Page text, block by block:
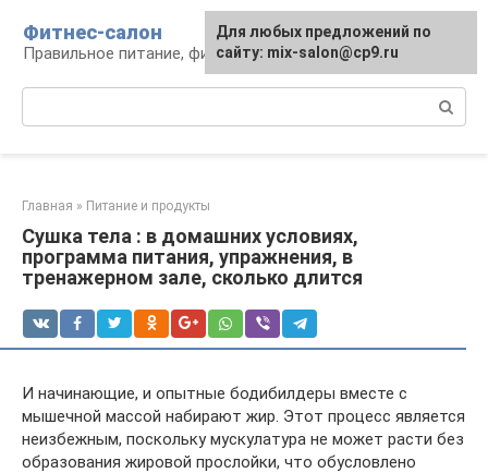
контенту
Фитнес-салон
Правильное питание, фитнес, образ жизни
Главная » Питание и продукты
Сушка тела : в домашних условиях,
программа питания, упражнения, в
тренажерном зале, сколько длится
И начинающие, и опытные бодибилдеры вместе с
мышечной массой набирают жир. Этот процесс является
неизбежным, поскольку мускулатура не может расти без
образования жировой прослойки, что обусловлено
Для любых предложений по
сайту: mix-salon@cp9.ru